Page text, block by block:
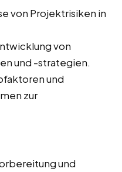
von Projektrisiken in
von
und -strategien.
und
zur
und